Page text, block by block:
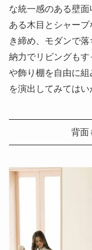
な統一感のある壁
ある木目とシャープ
き締め、モダンで
納力でリビングも
や飾り棚を自由に
を演出してみてはい
背面